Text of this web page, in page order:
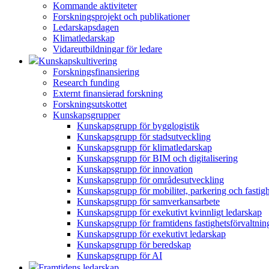
Kommande aktiviteter
Forskningsprojekt och publikationer
Ledarskapsdagen
Klimatledarskap
Vidareutbildningar för ledare
Kunskapskultivering
Forskningsfinansiering
Research funding
Externt finansierad forskning
Forskningsutskottet
Kunskapsgrupper
Kunskapsgrupp för bygglogistik
Kunskapsgrupp för stadsutveckling
Kunskapsgrupp för klimatledarskap
Kunskapsgrupp för BIM och digitalisering
Kunskapsgrupp för innovation
Kunskapsgrupp för områdesutveckling
Kunskapsgrupp för mobilitet, parkering och
Kunskapsgrupp för samverkansarbete
Kunskapsgrupp för exekutivt kvinnligt ledarskap
Kunskapsgrupp för framtidens
Kunskapsgrupp för exekutivt ledarskap
Kunskapsgrupp för beredskap
Kunskapsgrupp för AI